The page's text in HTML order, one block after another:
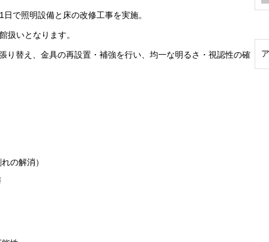
で照明設備と床の改修工事を実施。
扱いとなります。
り替え、金具の再設置・補強を行い、均一な明るさ・視認性の確
の解消）